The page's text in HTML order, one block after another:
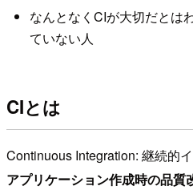
なんとなくCIが大切だとは
ていない人
CIとは
Continuous Integration: 継続的
アプリケーション作成時の品質